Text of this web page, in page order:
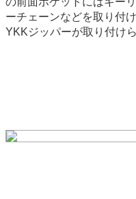
ーチェーンなどを取り付
YKKジッパーが取り付け